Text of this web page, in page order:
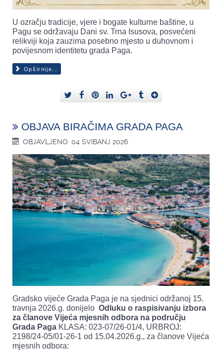
U ozračju tradicije, vjere i bogate kulturne baštine, u
Pagu se održavaju Dani sv. Trna Isusova, posvećeni
relikviji koja zauzima posebno mjesto u duhovnom i
povijesnom identitetu grada Paga.
Opširnije...
OBJAVA BIRAČIMA GRADA PAGA
OBJAVLJENO: 04 SVIBANJ 2026
Gradsko vijeće Grada Paga je na sjednici održanoj 15.
travnja 2026.g. donijelo Odluku o raspisivanju izbora
za članove Vijeća mjesnih odbora na području
Grada Paga KLASA: 023-07/26-01/4, URBROJ:
2198/24-05/01-26-1 od 15.04.2026.g., za članove Vijeća
mjesnih odbora: